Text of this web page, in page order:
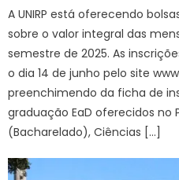
A UNIRP está oferecendo
sobre o valor integral das
semestre de 2025. As
o dia 14 de junho pelo site
preenchimendo da ficha de
graduação EaD oferecidos no
(Bacharelado), Ciências […]